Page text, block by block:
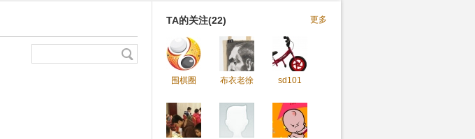
更多
TA的关注(22)
围棋圈 布衣老徐 sd101